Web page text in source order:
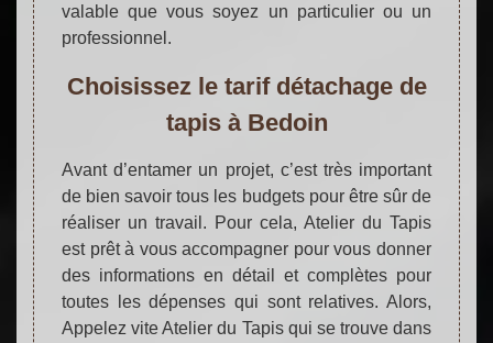
valable que vous soyez un particulier ou un
professionnel.
Choisissez le tarif détachage de
tapis à Bedoin
Avant d’entamer un projet, c’est très important
de bien savoir tous les budgets pour être sûr de
réaliser un travail. Pour cela, Atelier du Tapis
est prêt à vous accompagner pour vous donner
des informations en détail et complètes pour
toutes les dépenses qui sont relatives. Alors,
Appelez vite Atelier du Tapis qui se trouve dans